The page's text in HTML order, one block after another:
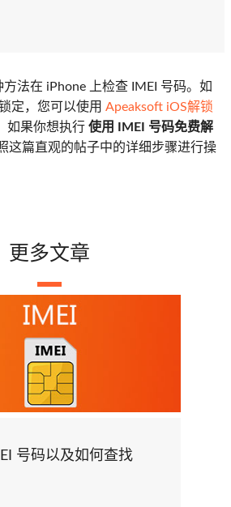
法在 iPhone 上检查 IMEI 号码。如
定，您可以使用 Apeaksoft iOS解锁
如果你想执行 使用 IMEI 号码免费解
这篇直观的帖子中的详细步骤进行操
更多文章
号码以及如何查找